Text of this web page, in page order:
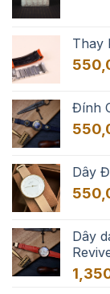
Thay
Đính
Dây
Dây